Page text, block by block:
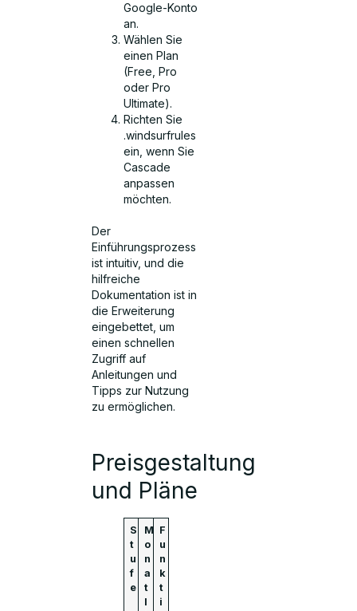
Google-Konto
an.
Wählen Sie
einen Plan
(Free, Pro
oder Pro
Ultimate).
Richten Sie
.windsurfrules
ein, wenn Sie
Cascade
anpassen
möchten.
Der
Einführungsprozess
ist intuitiv, und die
hilfreiche
Dokumentation ist in
die Erweiterung
eingebettet, um
einen schnellen
Zugriff auf
Anleitungen und
Tipps zur Nutzung
zu ermöglichen.
Preisgestaltung
und Pläne
S
t
u
f
e
M
o
n
a
t
l
F
u
n
k
t
i